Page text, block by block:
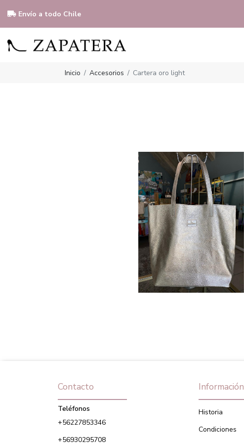
Envío a todo Chile
Inicio Accesorios Cartera oro light
Contacto
Teléfonos
+56227853346
+56930295708
Información
Historia
Condiciones